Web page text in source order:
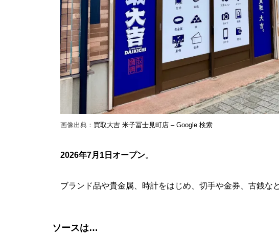
画像出典： 買取大吉 米子冨士見町店 – Google 検索
2026年7月1日オープン。
ブランド品や貴金属、時計をはじめ、切手や金券、古銭な
ソースは…